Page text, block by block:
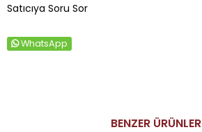
Satıcıya Soru Sor
WhatsApp
BENZER ÜRÜNLER